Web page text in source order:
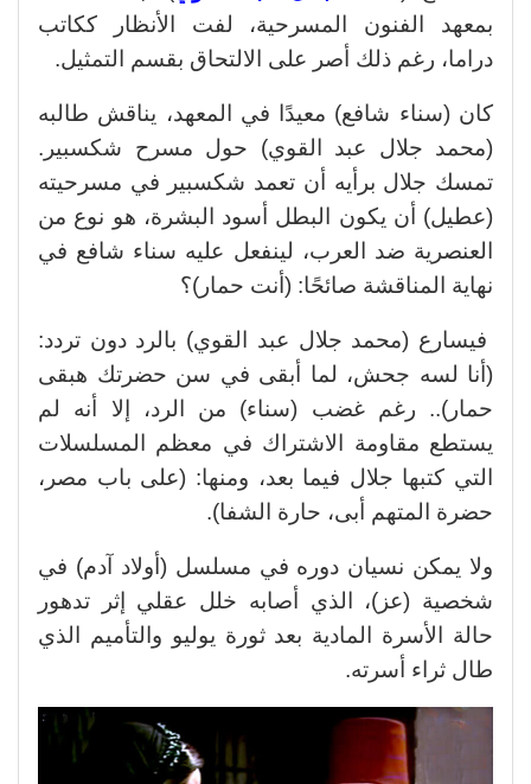
بمعهد الفنون المسرحية، لفت الأنظار ككاتب
دراما، رغم ذلك أصر على الالتحاق بقسم التمثيل.
كان (سناء شافع) معيدًا في المعهد، يناقش طالبه
(محمد جلال عبد القوي) حول مسرح شكسبير.
تمسك جلال برأيه أن تعمد شكسبير في مسرحيته
(عطيل) أن يكون البطل أسود البشرة، هو نوع من
العنصرية ضد العرب، لينفعل عليه سناء شافع في
نهاية المناقشة صائحًا: (أنت حمار)؟
فيسارع (محمد جلال عبد القوي) بالرد دون تردد:
(أنا لسه جحش، لما أبقى في سن حضرتك هبقى
حمار).. رغم غضب (سناء) من الرد، إلا أنه لم
يستطع مقاومة الاشتراك في معظم المسلسلات
التي كتبها جلال فيما بعد، ومنها: (على باب مصر،
حضرة المتهم أبى، حارة الشفا).
ولا يمكن نسيان دوره في مسلسل (أولاد آدم) في
شخصية (عز)، الذي أصابه خلل عقلي إثر تدهور
حالة الأسرة المادية بعد ثورة يوليو والتأميم الذي
طال ثراء أسرته.